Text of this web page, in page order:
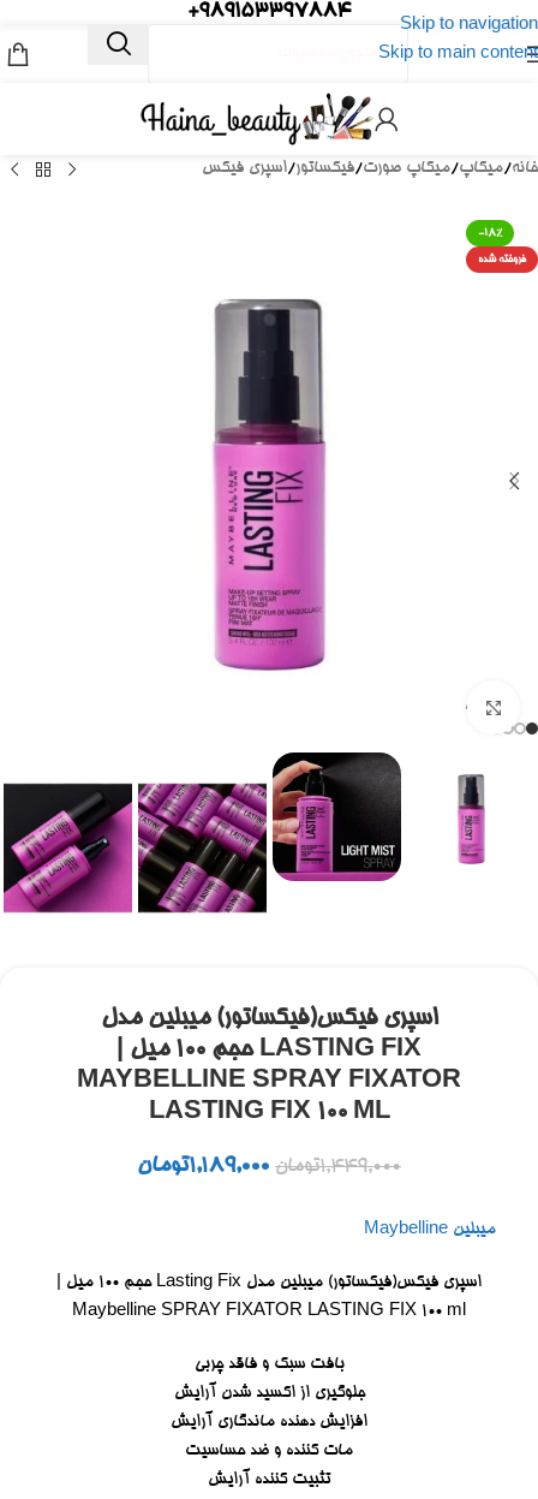
Skip to navigation
Skip to main content
989153397884+
خانه/میکاپ/میکاپ صورت/فیکساتور/اسپری فیکس
-18%
فروخته شده
برای بزرگنمایی کلیک کنید
اسپری فیکس(فیکساتور) میبلین مدل
LASTING FIX حجم ۱۰۰ میل |
MAYBELLINE SPRAY FIXATOR
LASTING FIX 100 ML
1,449,000تومان 1,189,000تومان
میبلین Maybelline
اسپری فیکس(فیکساتور) میبلین مدل Lasting Fix حجم ۱۰۰ میل |
Maybelline SPRAY FIXATOR LASTING FIX 100 ml
بافت سبک و فاقد چربی
جلوگیری از اکسید شدن آرایش
افزایش دهنده ماندگاری آرایش
مات کننده و ضد حساسیت
تثبیت کننده آرایش